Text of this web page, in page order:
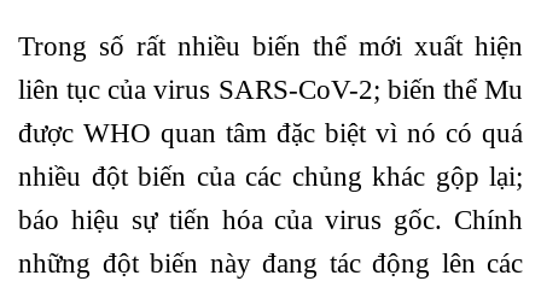
Trong số rất nhiều biến thể mới xuất hiện
liên tục của virus SARS-CoV-2; biến thể Mu
được WHO quan tâm đặc biệt vì nó có quá
nhiều đột biến của các chủng khác gộp lại;
báo hiệu sự tiến hóa của virus gốc. Chính
những đột biến này đang tác động lên các